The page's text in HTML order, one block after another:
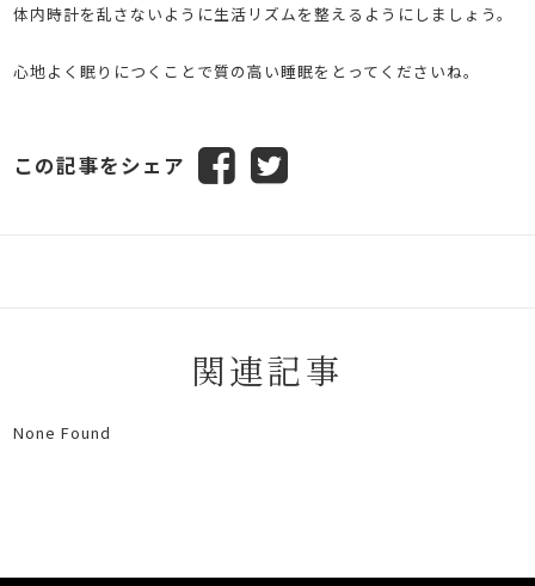
体内時計を乱さないように生活リズムを整えるようにしましょう。
心地よく眠りにつくことで質の高い睡眠をとってくださいね。
この記事をシェア
関連記事
None Found